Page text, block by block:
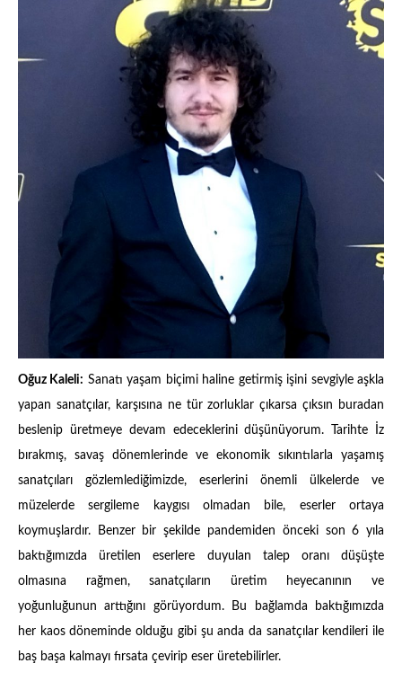
Oğuz Kaleli: Sanatı yaşam biçimi haline getirmiş işini sevgiyle aşkla
yapan sanatçılar, karşısına ne tür zorluklar çıkarsa çıksın buradan
beslenip üretmeye devam edeceklerini düşünüyorum. Tarihte İz
bırakmış, savaş dönemlerinde ve ekonomik sıkıntılarla yaşamış
sanatçıları gözlemlediğimizde, eserlerini önemli ülkelerde ve
müzelerde sergileme kaygısı olmadan bile, eserler ortaya
koymuşlardır. Benzer bir şekilde pandemiden önceki son 6 yıla
baktığımızda üretilen eserlere duyulan talep oranı düşüşte
olmasına rağmen, sanatçıların üretim heyecanının ve
yoğunluğunun arttığını görüyordum. Bu bağlamda baktığımızda
her kaos döneminde olduğu gibi şu anda da sanatçılar kendileri ile
baş başa kalmayı fırsata çevirip eser üretebilirler.